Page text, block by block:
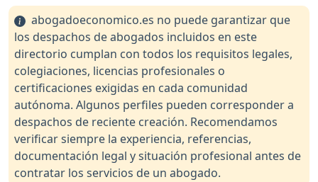
abogadoeconomico.es no puede garantizar que
los despachos de abogados incluidos en este
directorio cumplan con todos los requisitos legales,
colegiaciones, licencias profesionales o
certificaciones exigidas en cada comunidad
autónoma. Algunos perfiles pueden corresponder a
despachos de reciente creación. Recomendamos
verificar siempre la experiencia, referencias,
documentación legal y situación profesional antes de
contratar los servicios de un abogado.